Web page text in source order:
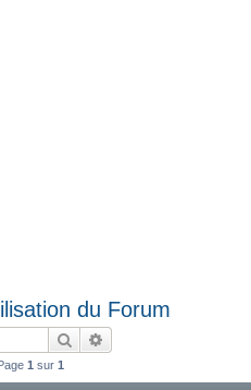
du Forum
Rechercher
1 sur 1